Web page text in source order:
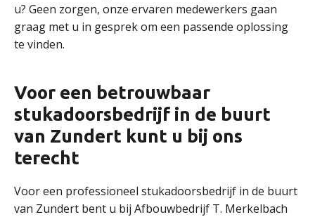
u? Geen zorgen, onze ervaren medewerkers gaan
graag met u in gesprek om een passende oplossing
te vinden.
Voor een betrouwbaar
stukadoorsbedrijf in de buurt
van Zundert kunt u bij ons
terecht
Voor een professioneel stukadoorsbedrijf in de buurt
van Zundert bent u bij Afbouwbedrijf T. Merkelbach